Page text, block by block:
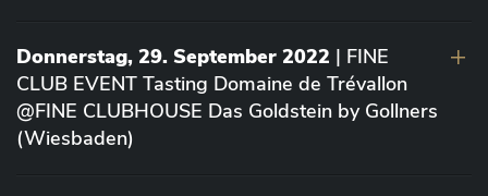
Donnerstag, 29. September 2022 | FINE
CLUB EVENT Tasting Domaine de Trévallon
@FINE CLUBHOUSE Das Goldstein by Gollners
(Wiesbaden)